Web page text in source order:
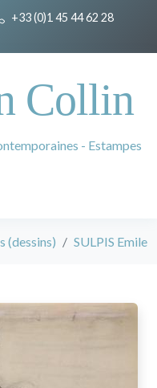
+33 (0)1 45 44 62 28
Collin
- Estampes
(dessins) SULPIS Emile